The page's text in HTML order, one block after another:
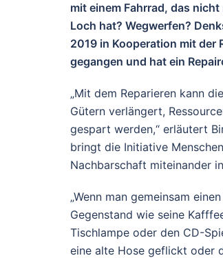
mit einem Fahrrad, das
Loch hat? Wegwerfen?
2019 in Kooperation mit der
gegangen und hat ein
„Mit dem Reparieren kann
Gütern verlängert,
gespart werden,“ erläutert
bringt die Initiative
Nachbarschaft miteinander
„Wenn man gemeinsam
Gegenstand wie seine
Tischlampe oder den CD-
eine alte Hose geflickt oder